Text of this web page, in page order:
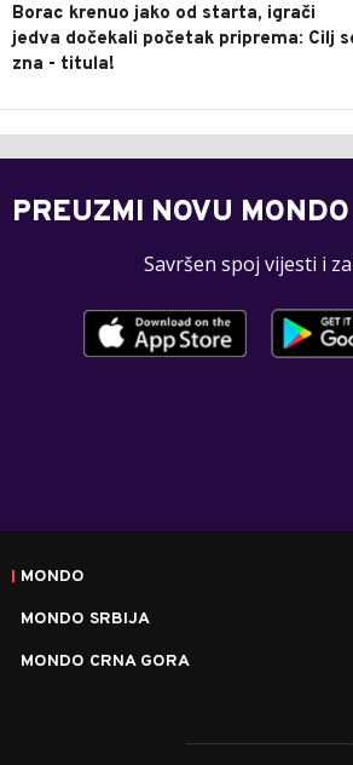
Borac krenuo jako od starta, igrači
jedva dočekali početak priprema: Cilj
zna - titula!
PREUZMI NOVU
Savršen spoj vijesti i
MONDO
MONDO SRBIJA
MONDO CRNA GORA